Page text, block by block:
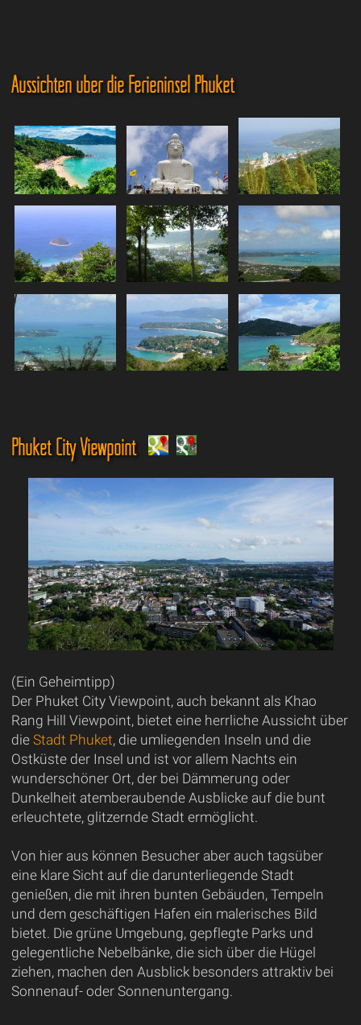
Aussichten über die Ferieninsel Phuket
Phuket City Viewpoint
(Ein Geheimtipp)
Der Phuket City Viewpoint, auch bekannt als Khao
Rang Hill Viewpoint, bietet eine herrliche Aussicht über
die Stadt Phuket, die umliegenden Inseln und die
Ostküste der Insel und ist vor allem Nachts ein
wunderschöner Ort, der bei Dämmerung oder
Dunkelheit atemberaubende Ausblicke auf die bunt
erleuchtete, glitzernde Stadt ermöglicht.
Von hier aus können Besucher aber auch tagsüber
eine klare Sicht auf die darunterliegende Stadt
genießen, die mit ihren bunten Gebäuden, Tempeln
und dem geschäftigen Hafen ein malerisches Bild
bietet. Die grüne Umgebung, gepflegte Parks und
gelegentliche Nebelbänke, die sich über die Hügel
ziehen, machen den Ausblick besonders attraktiv bei
Sonnenauf- oder Sonnenuntergang.